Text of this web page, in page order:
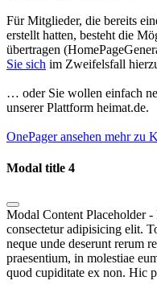
Für Mitglieder, die bereits
erstellt hatten, besteht die
übertragen
Sie sich im Zweifelsfall
… oder Sie wollen einfach
unserer Plattform heimat.de.
OnePager ansehen mehr zu
Modal title 4
Modal Content Placeholder
consectetur adipisicing elit.
neque unde deserunt rerum
praesentium, in molestiae
quod cupiditate ex non. Hic